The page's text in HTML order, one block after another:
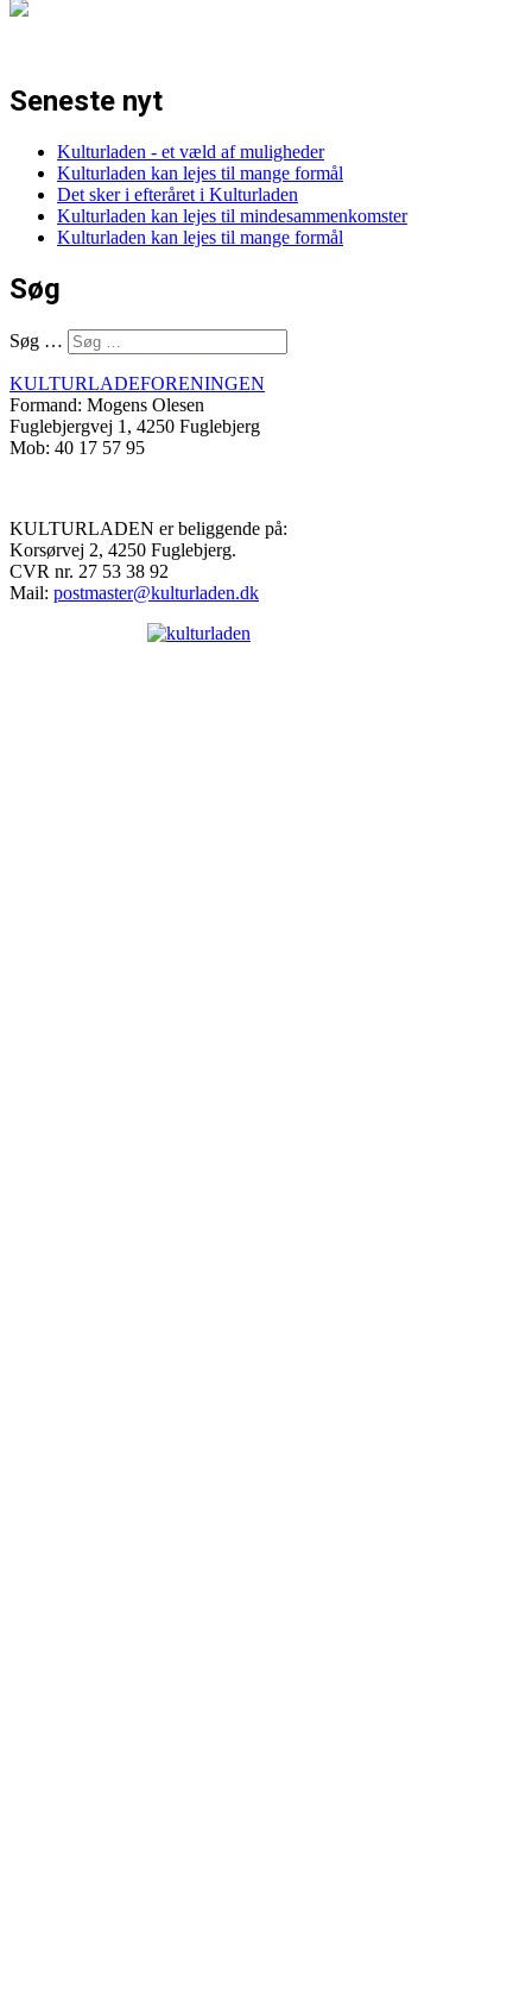
Seneste nyt
Kulturladen - et væld af muligheder
Kulturladen kan lejes til mange formål
Det sker i efteråret i Kulturladen
Kulturladen kan lejes til mindesammenkomster
Kulturladen kan lejes til mange formål
Søg
Søg …
KULTURLADEFORENINGEN
Formand: Mogens Olesen
Fuglebjergvej 1, 4250 Fuglebjerg
Mob: 40 17 57 95
KULTURLADEN er beliggende på:
Korsørvej 2, 4250 Fuglebjerg.
CVR nr. 27 53 38 92
Mail: postmaster@kulturladen.dk